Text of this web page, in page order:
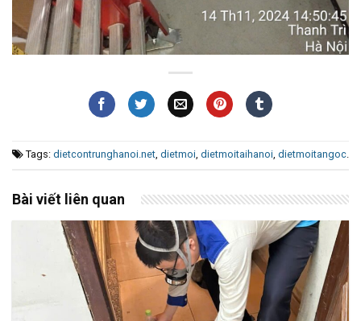
Tags: dietcontrunghanoi.net, dietmoi, dietmoitaihanoi, dietmoitangoc.
Bài viết liên quan